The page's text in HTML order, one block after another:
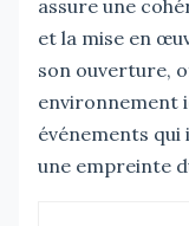
assure une
et la mise en
son ouverture,
environnement
événements
une empreinte